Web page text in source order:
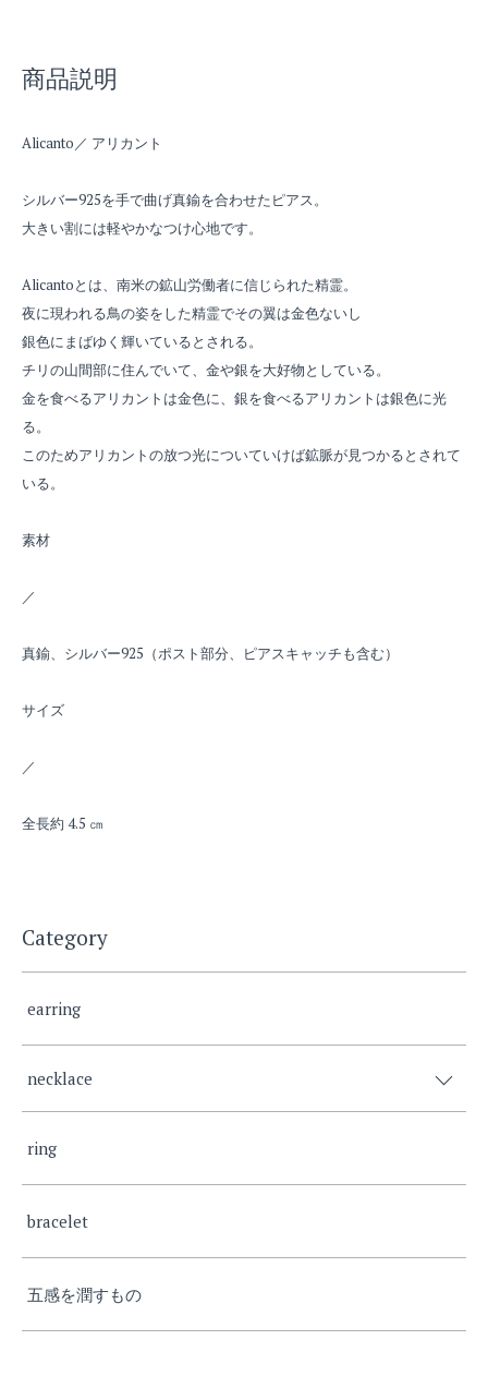
商品説明
Alicanto／ アリカント
シルバー925を手で曲げ真鍮を合わせたピアス。
大きい割には軽やかなつけ心地です。
Alicantoとは、南米の鉱山労働者に信じられた精霊。
夜に現われる鳥の姿をした精霊でその翼は金色ないし
銀色にまばゆく輝いているとされる。
チリの山間部に住んでいて、金や銀を大好物としている。
金を食べるアリカントは金色に、銀を食べるアリカントは銀色に光
る。
このためアリカントの放つ光についていけば鉱脈が見つかるとされて
いる。
素材
／
真鍮、シルバー925（ポスト部分、ピアスキャッチも含む）
サイズ
／
全長約 4.5 ㎝
Category
earring
necklace
ring
bracelet
五感を潤すもの